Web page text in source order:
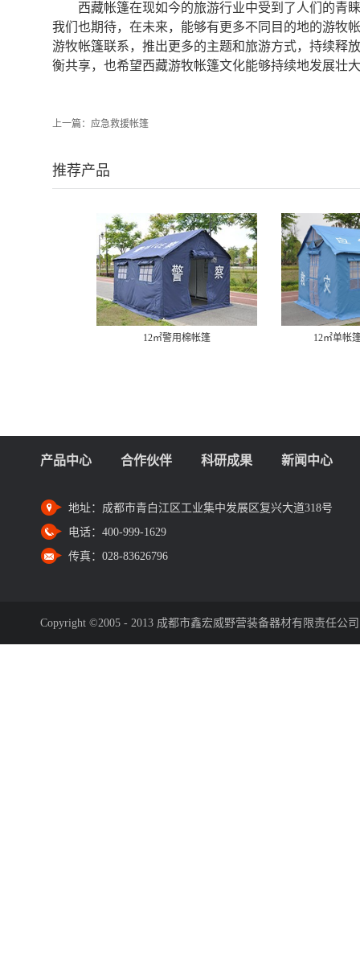
西藏帐篷在现如今的旅游行业中受到了人们的青
我们也期待，在未来，能够有更多不同目的地的游牧
游牧帐篷联系，推出更多的主题和旅游方式，持续释
衡共享，也希望西藏游牧帐篷文化能够持续地发展壮
上一篇： 应急救援帐篷
推荐产品
12㎡警用棉帐篷 12㎡单帐
产品中心 合作伙伴 科研成果 新闻中心
地址： 成都市青白江区工业集中发展区复兴大道318号
电话： 400-999-1629
传真： 028-83626796
Copyright ©2005 - 2013 成都市鑫宏威野营装备器材有限责任公司